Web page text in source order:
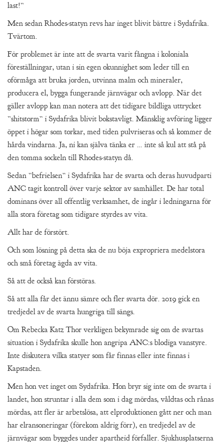
last!”
Men sedan Rhodes-statyn revs har inget blivit bättre i Sydafrika.
Tvärtom.
För problemet är inte att de svarta varit fångna i koloniala
föreställningar, utan i sin egen okunnighet som leder till en
oförmåga att bruka jorden, utvinna malm och mineraler,
producera el, bygga fungerande järnvägar och avlopp. När det
gäller avlopp kan man notera att det tidigare bildliga uttrycket
”shitstorm” i Sydafrika blivit bokstavligt. Mänsklig avföring ligger
öppet i högar som torkar, med tiden pulvriseras och så kommer de
hårda vindarna. Ja, ni kan själva tänka er … inte så kul att stå på
den tomma sockeln till Rhodes-statyn då.
Sedan ”befrielsen” i Sydafrika har de svarta och deras huvudparti
ANC tagit kontroll över varje sektor av samhället. De har total
dominans över all offentlig verksamhet, de ingår i ledningarna för
alla stora företag som tidigare styrdes av vita.
Allt har de förstört.
Och som lösning på detta ska de nu böja expropriera medelstora
och små företag ägda av vita.
Så att de också kan förstöras.
Så att alla får det ännu sämre och fler svarta dör. 2019 gick en
tredjedel av de svarta hungriga till sängs.
Om Rebecka Katz Thor verkligen bekymrade sig om de svartas
situation i Sydafrika skulle hon angripa ANC:s blodiga vanstyre.
Inte diskutera vilka statyer som får finnas eller inte finnas i
Kapstaden.
Men hon vet inget om Sydafrika. Hon bryr sig inte om de svarta i
landet, hon struntar i alla dem som i dag mördas, våldtas och rånas
mördas, att fler är arbetslösa, att elproduktionen gått ner och man
har elransoneringar (förekom aldrig förr), en tredjedel av de
järnvägar som byggdes under apartheid förfaller. Sjukhusplatserna